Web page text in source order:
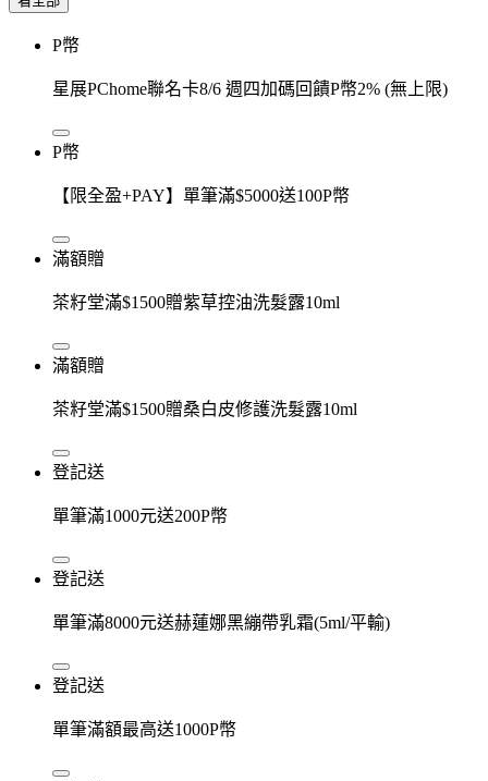
P幣
星展PChome聯名卡8/6 週四加碼回饋P幣2% (無上限)
P幣
【限全盈+PAY】單筆滿$5000送100P幣
滿額贈
茶籽堂滿$1500贈紫草控油洗髮露10ml
滿額贈
茶籽堂滿$1500贈桑白皮修護洗髮露10ml
登記送
單筆滿1000元送200P幣
登記送
單筆滿8000元送赫蓮娜黑繃帶乳霜(5ml/平輸)
登記送
單筆滿額最高送1000P幣